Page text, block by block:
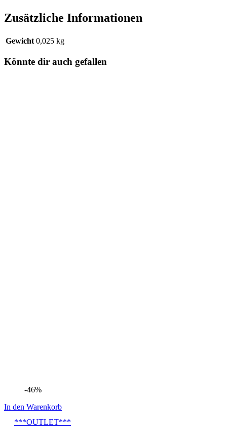
Zusätzliche Informationen
Gewicht 0,025 kg
Könnte dir auch gefallen
-46%
In den Warenkorb
***OUTLET***